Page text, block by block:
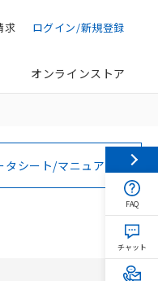
ログイン/新規登録
求
オンラインストア
シート/マニュアル
FAQ
チャット